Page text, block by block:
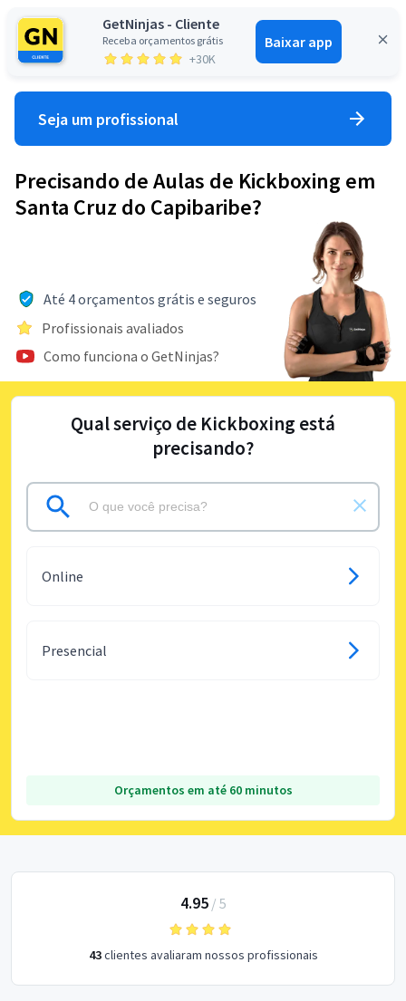
GetNinjas - Cliente
Receba orçamentos grátis
+30K
Baixar app
Entrar
Seja um profissional
Precisando de Aulas de Kickboxing em
Santa Cruz do Capibaribe?
Até 4 orçamentos grátis e seguros
Profissionais avaliados
Como funciona o GetNinjas?
Qual serviço de Kickboxing está
precisando?
Online
Presencial
Orçamentos em até 60 minutos
4.95/ 5
43clientes avaliaram nossos profissionais